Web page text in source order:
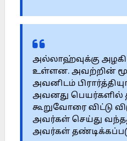
அல்லாஹ்வுக்கு
உள்ளன. அவற்றின்
அவனிடம்
அவனது பெயர்களில்
கூறுவோரை விட்டு
அவர்கள் செய்து
அவர்கள்